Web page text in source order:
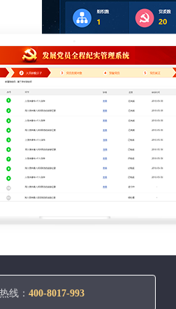
线： 400-8017-993